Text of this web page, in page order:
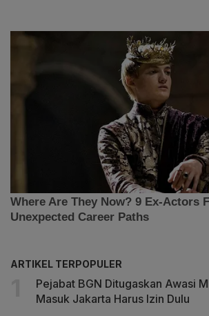
ARTIKEL TERPOPULER
Pejabat BGN Ditugaskan Awasi
Masuk Jakarta Harus Izin Dulu